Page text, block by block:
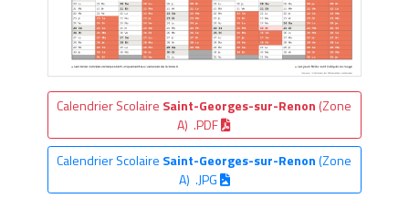
Calendrier Scolaire Saint-Georges-sur-Renon (Zone
A) .PDF
Calendrier Scolaire Saint-Georges-sur-Renon(Zone
A) .JPG